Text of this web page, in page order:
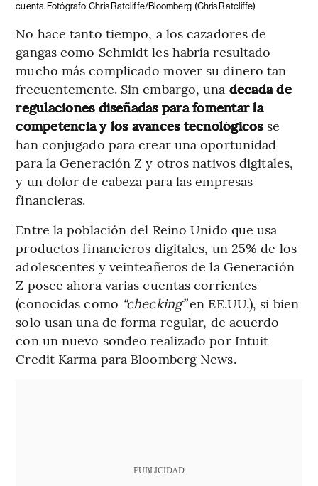
cuenta. Fotógrafo: Chris Ratcliffe/Bloomberg (Chris Ratcliffe)
No hace tanto tiempo, a los cazadores de
gangas como Schmidt les habría resultado
mucho más complicado mover su dinero tan
frecuentemente. Sin embargo, una década de
regulaciones diseñadas para fomentar la
competencia y los avances tecnológicos se
han conjugado para crear una oportunidad
para la Generación Z y otros nativos digitales,
y un dolor de cabeza para las empresas
financieras.
Entre la población del Reino Unido que usa
productos financieros digitales, un 25% de los
adolescentes y veinteañeros de la Generación
Z posee ahora varias cuentas corrientes
(conocidas como “checking”en EE.UU.), si bien
solo usan una de forma regular, de acuerdo
con un nuevo sondeo realizado por Intuit
Credit Karma para Bloomberg News.
PUBLICIDAD